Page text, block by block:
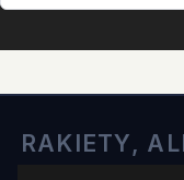
RAKIETY,